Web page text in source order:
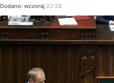
Dodano: wczoraj 22:26